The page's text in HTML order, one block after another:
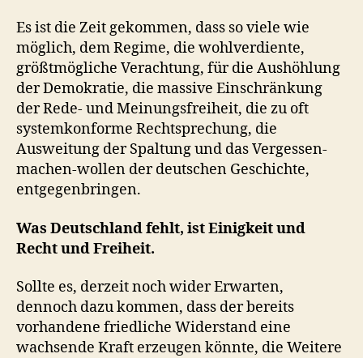
Es ist die Zeit gekommen, dass so viele wie
möglich, dem Regime, die wohlverdiente,
größtmögliche Verachtung, für die Aushöhlung
der Demokratie, die massive Einschränkung
der Rede- und Meinungsfreiheit, die zu oft
systemkonforme Rechtsprechung, die
Ausweitung der Spaltung und das Vergessen-
machen-wollen der deutschen Geschichte,
entgegenbringen.
Was Deutschland fehlt, ist Einigkeit und
Recht und Freiheit.
Sollte es, derzeit noch wider Erwarten,
dennoch dazu kommen, dass der bereits
vorhandene friedliche Widerstand eine
wachsende Kraft erzeugen könnte, die Weitere